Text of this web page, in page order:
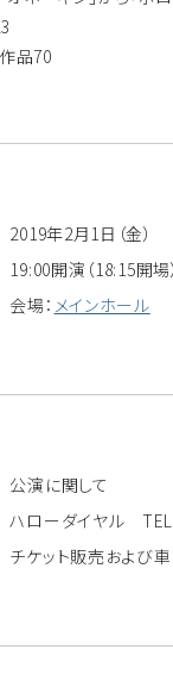
品70
2019年2月1日（金）
19:00開演（18:15開場）
会場： メインホール
公演に関して
ハローダイヤル
チケット販売および